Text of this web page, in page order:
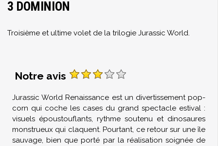
3 DOMINION
Troisième et ultime volet de la trilogie Jurassic World.
Notre avis
Jurassic World Renaissance est un divertissement pop-
corn qui coche les cases du grand spectacle estival :
visuels époustouflants, rythme soutenu et dinosaures
monstrueux qui claquent. Pourtant, ce retour sur une île
sauvage, bien que porté par la réalisation soignée de